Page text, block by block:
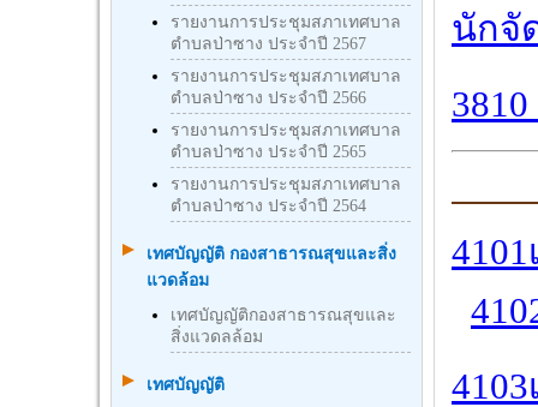
รายงานการประชุมสภาเทศบาล
ตำบลป่าซาง ประจำปี 2567
รายงานการประชุมสภาเทศบาล
ตำบลป่าซาง ประจำปี 2566
รายงานการประชุมสภาเทศบาล
ตำบลป่าซาง ประจำปี 2565
รายงานการประชุมสภาเทศบาล
ตำบลป่าซาง ประจำปี 2564
เทศบัญญัติ กองสาธารณสุขและสิ่ง
แวดล้อม
เทศบัญญัติกองสาธารณสุขและ
สิ่งแวดลล้อม
เทศบัญญัติ
นักจั